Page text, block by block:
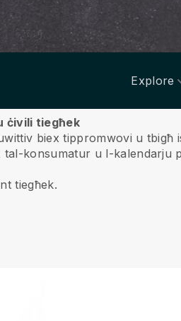
Explore
ċivili tiegħek
biex tippromwovi u tbigħ
konsumatur u l-kalendarju
tiegħek.